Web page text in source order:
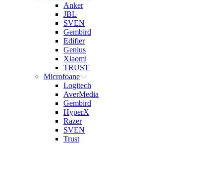
Anker
JBL
SVEN
Gembird
Edifier
Genius
Xiaomi
TRUST
Microfoane
Logitech
AverMedia
Gembird
HyperX
Razer
SVEN
Trust